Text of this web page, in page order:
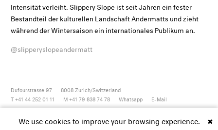
Intensität verleiht. Slippery Slope ist seit Jahren ein fester
Bestandteil der kulturellen Landschaft Andermatts und zieht
während der Wintersaison ein internationales Publikum an.
@slipperyslopeandermatt
Dufourstrasse 97 8008 Zurich/Switzerland
T +41 44 252 01 11
M +41 79 838 74 78 Whatsapp E-Mail
Newsletter Instagram Vimeo Youtube ✖
We use cookies to improve your browsing experience.